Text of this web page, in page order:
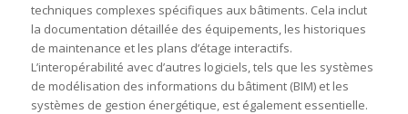
techniques complexes spécifiques aux bâtiments. Cela inclut
la documentation détaillée des équipements, les historiques
de maintenance et les plans d’étage interactifs.
L’interopérabilité avec d’autres logiciels, tels que les systèmes
de modélisation des informations du bâtiment (BIM) et les
systèmes de gestion énergétique, est également essentielle.